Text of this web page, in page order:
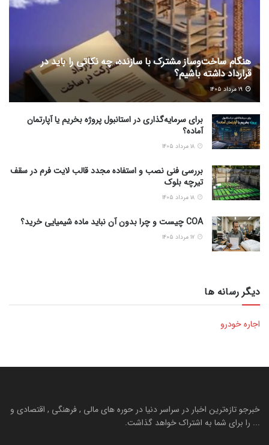
هنگام ساخت‌وساز مشترک با سازنده، چه نکاتی را باید در
قرارداد داشته باشیم؟
برای سرمایه‌گذاری در استانبول پروژه بخریم یا آپارتمان
آماده؟
بررسی فنی نصب و استفاده مجدد قالب لایت فرم در سقف
تیرچه بلوک
COA چیست و چرا بدون آن نباید ماده شیمیایی خرید؟
دیگر رسانه ها
اجاره خودرو
خبرجو تازه‌ترین اخبار در سراسر دنیا در حوره های مالی , فرهنگی , اقتصادی و
... را برای شما به اشتراک خواهد گذاشت.